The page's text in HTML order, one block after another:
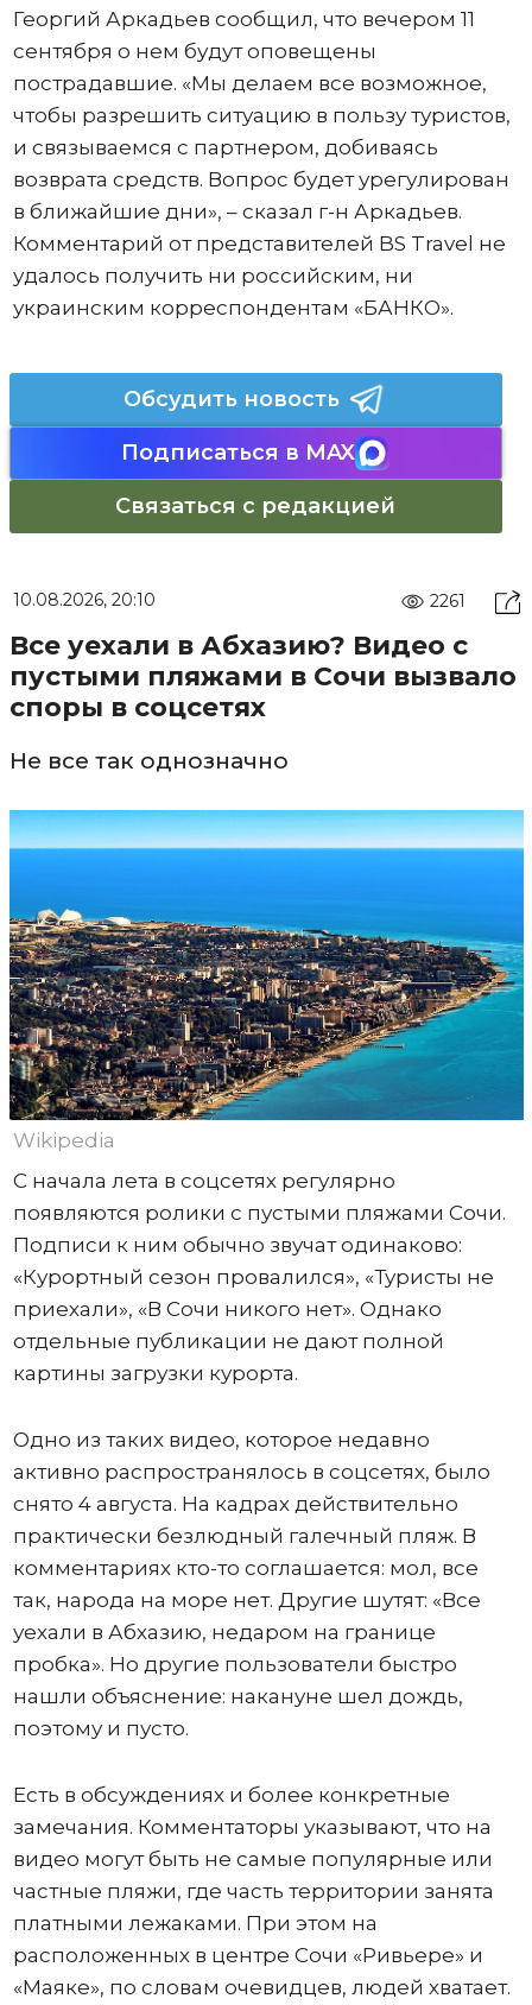
Георгий Аркадьев сообщил, что вечером 11
сентября о нем будут оповещены
пострадавшие. «Мы делаем все возможное,
чтобы разрешить ситуацию в пользу туристов,
и связываемся с партнером, добиваясь
возврата средств. Вопрос будет урегулирован
в ближайшие дни», – сказал г-н Аркадьев.
Комментарий от представителей BS Travel не
удалось получить ни российским, ни
украинским корреспондентам «БАНКО».
Обсудить новость
Подписаться в MAX
Связаться с редакцией
10.08.2026, 20:10 2261
Все уехали в Абхазию? Видео с
пустыми пляжами в Сочи вызвало
споры в соцсетях
Не все так однозначно
Wikipedia
С начала лета в соцсетях регулярно
появляются ролики с пустыми пляжами Сочи.
Подписи к ним обычно звучат одинаково:
«Курортный сезон провалился», «Туристы не
приехали», «В Сочи никого нет». Однако
отдельные публикации не дают полной
картины загрузки курорта.
Одно из таких видео, которое недавно
активно распространялось в соцсетях, было
снято 4 августа. На кадрах действительно
практически безлюдный галечный пляж. В
комментариях кто-то соглашается: мол, все
так, народа на море нет. Другие шутят: «Все
уехали в Абхазию, недаром на границе
пробка». Но другие пользователи быстро
нашли объяснение: накануне шел дождь,
поэтому и пусто.
Есть в обсуждениях и более конкретные
замечания. Комментаторы указывают, что на
видео могут быть не самые популярные или
частные пляжи, где часть территории занята
платными лежаками. При этом на
расположенных в центре Сочи «Ривьере» и
«Маяке», по словам очевидцев, людей хватает.